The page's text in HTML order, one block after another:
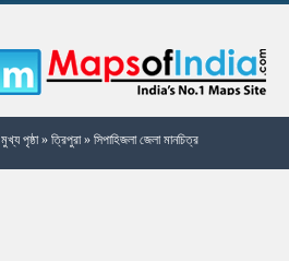
মুখ্য পৃষ্ঠা» ত্রিপুরা» সিপাহিজলা জেলা মানচিত্র